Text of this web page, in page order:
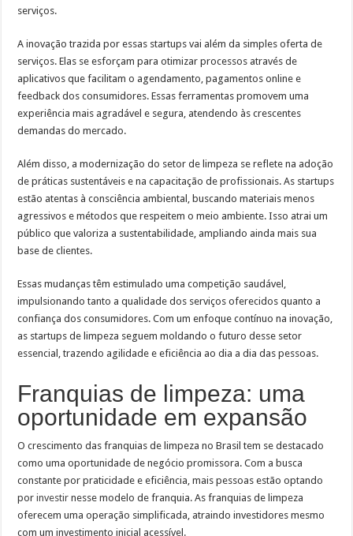
serviços.
A inovação trazida por essas startups vai além da simples oferta de
serviços. Elas se esforçam para otimizar processos através de
aplicativos que facilitam o agendamento, pagamentos online e
feedback dos consumidores. Essas ferramentas promovem uma
experiência mais agradável e segura, atendendo às crescentes
demandas do mercado.
Além disso, a modernização do setor de limpeza se reflete na adoção
de práticas sustentáveis e na capacitação de profissionais. As startups
estão atentas à consciência ambiental, buscando materiais menos
agressivos e métodos que respeitem o meio ambiente. Isso atrai um
público que valoriza a sustentabilidade, ampliando ainda mais sua
base de clientes.
Essas mudanças têm estimulado uma competição saudável,
impulsionando tanto a qualidade dos serviços oferecidos quanto a
confiança dos consumidores. Com um enfoque contínuo na inovação,
as startups de limpeza seguem moldando o futuro desse setor
essencial, trazendo agilidade e eficiência ao dia a dia das pessoas.
Franquias de limpeza: uma
oportunidade em expansão
O crescimento das franquias de limpeza no Brasil tem se destacado
como uma oportunidade de negócio promissora. Com a busca
constante por praticidade e eficiência, mais pessoas estão optando
porinvestir nesse modelo de franquia. As franquias de limpeza
oferecem uma operação simplificada, atraindo investidores mesmo
com um investimento inicial acessível.